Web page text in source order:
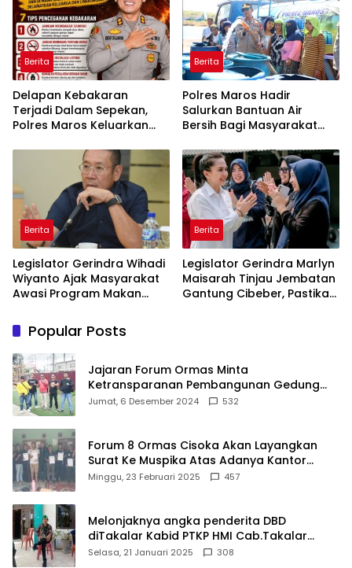
Berita
Delapan Kebakaran
Terjadi Dalam Sepekan,
Polres Maros Keluarkan
Masyarakat
Berita
Polres Maros Hadir
Salurkan Bantuan Air
Bersih Bagi Masyarakat
Di Maros
Berita
Legislator Gerindra Wihadi
Wiyanto Ajak Masyarakat
Awasi Program Makan
Sasaran
Berita
Legislator Gerindra Marlyn
Maisarah Tinjau Jembatan
Gantung Cibeber, Pastikan
Popular Posts
Jajaran Forum Ormas Minta
Ketransparanan Pembangunan Gedung
Damkar Di Kecamatan Cisoka
Jumat, 6 Desember 2024 532
Forum 8 Ormas Cisoka Akan Layangkan
Surat Ke Muspika Atas Adanya Kantor
Matel di Cisoka
Minggu, 23 Februari 2025 457
Melonjaknya angka penderita DBD
diTakalar Kabid PTKP HMI Cab.Takalar
angkat bicara
Selasa, 21 Januari 2025 308